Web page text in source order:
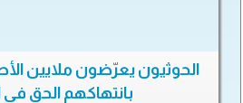
الحوثيون يعرّضون ملايين
بانتهاكهم الحق في